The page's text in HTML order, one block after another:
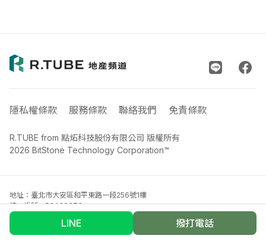
LINE 撥打電話
R.TUBE from 點炻科技股份有限公司 版權所有
2026 BitStone Technology Corporation™
隱私權條款 服務條款 聯絡我們 免責條款
地址：臺北市大安區和平東路一段256號1樓
統一編號：53430373
聯絡電話：02-33652335
info@rtube.com.tw